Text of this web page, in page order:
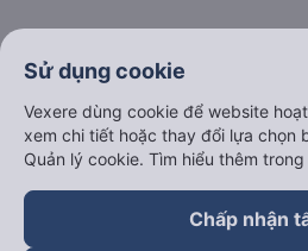
Về chúng tôi
Hỗ trợ
Trở thành đối tác
Sử dụng cookie
Vexere dùng cookie để website
xem chi tiết hoặc thay đổi lựa chọn
Quản lý cookie. Tìm hiểu thêm trong
Chấp nhận